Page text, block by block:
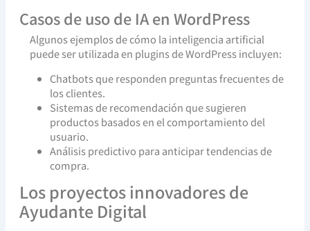
Casos de uso de IA en WordPress
Algunos ejemplos de cómo la inteligencia artificial
puede ser utilizada en plugins de WordPress incluyen:
Chatbots que responden preguntas frecuentes de
los clientes.
Sistemas de recomendación que sugieren
productos basados en el comportamiento del
usuario.
Análisis predictivo para anticipar tendencias de
compra.
Los proyectos innovadores de
Ayudante Digital